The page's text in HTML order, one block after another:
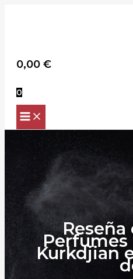
0,00 €
0
Perfumes
Kurkdjian